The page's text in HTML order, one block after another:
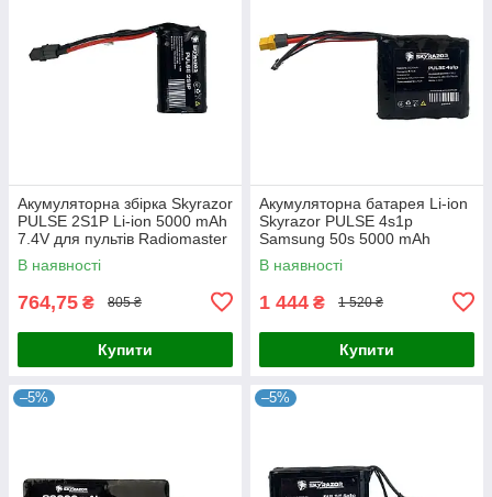
Акумуляторна збірка Skyrazor
PULSE 2S1P Li-ion 5000 mAh
7.4V для пультів Radiomaster
(TX16S, TX12, Boxer)
В наявності
764,75 ₴ 805 ₴
Купити
Акумуляторна батарея Li-ion
Skyrazor PULSE 4s1p
Samsung 50s 5000 mAh
спарка INR21700
В наявності
1 444 ₴ 1 520 ₴
Купити
–5% –5%